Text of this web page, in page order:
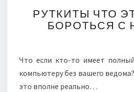
ЧТО
ЭТО,
РУТКИТЫ ЧТО
БОРОТЬСЯ С
Что если кто-то имеет
компьютеру без вашего
это вполне реально…